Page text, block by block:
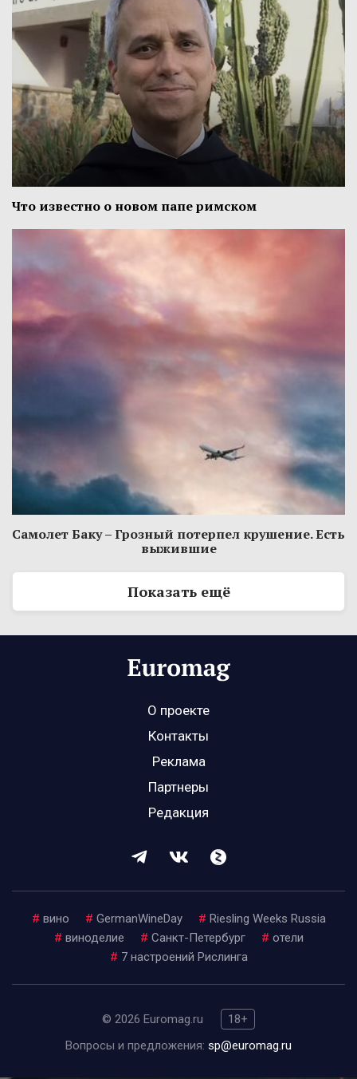
Что известно о новом папе римском
Самолет Баку – Грозный потерпел крушение. Есть
выжившие
Показать ещё
О проекте
Контакты
Реклама
Партнеры
Редакция
# вино # GermanWineDay # Riesling Weeks Russia
# виноделие # Санкт-Петербург # отели
# 7 настроений Рислинга
© 2026 Euromag.ru
18+
Вопросы и предложения: sp@euromag.ru